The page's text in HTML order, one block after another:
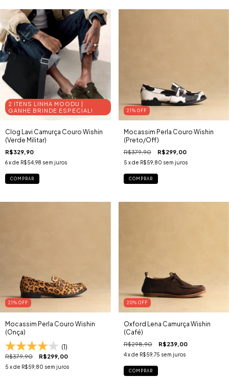
2 ITENS LINHA MOODU |
GANHE BRINDE ESPECIAL!
Clog Lavi Camurça Couro Wishin
(Verde Militar)
R$329,90
6x de R$54,98 sem juros
COMPRAR
21 % OFF
Mocassim Perla Couro Wishin
(Preto/Off)
R$379,90 R$299,00
5 x de R$59,80 sem juros
COMPRAR
21 % OFF
Mocassim Perla Couro Wishin
(Onça)
(1)
R$379,90 R$299,00
5 x de R$59,80 sem juros
20% OFF
Oxford Lena Camurça Wishin
(Café)
R$298,90 R$239,00
4 x de R$59,75 sem juros
COMPRAR